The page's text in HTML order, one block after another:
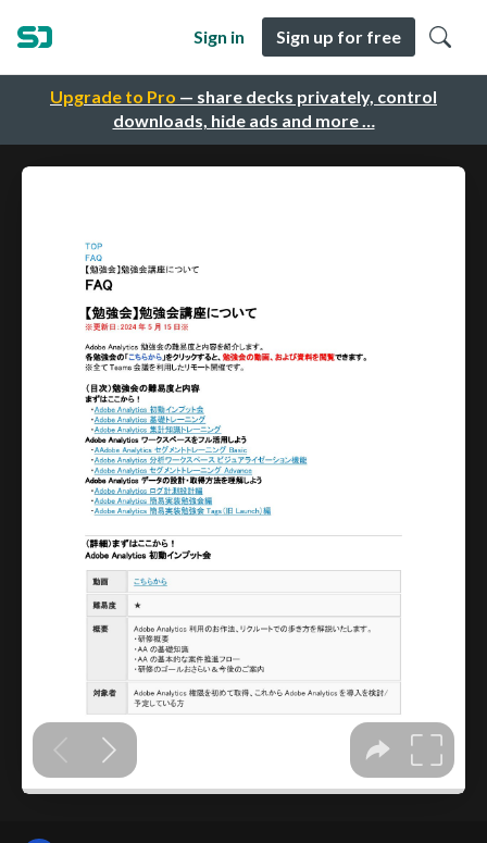
Upgrade to Pro — share decks privately, control
downloads, hide ads and more …
Sign in Sign up for free